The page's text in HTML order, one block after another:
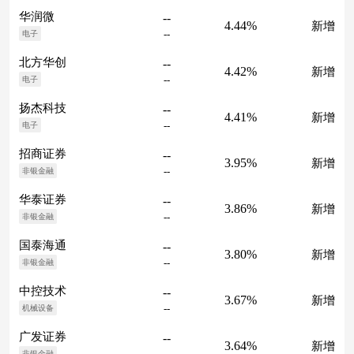
华润微
电子
--
--
4.44% 新增
北方华创
电子
--
--
4.42% 新增
扬杰科技
电子
--
--
4.41% 新增
招商证券
非银金融
--
--
3.95% 新增
华泰证券
非银金融
--
--
3.86% 新增
国泰海通
非银金融
--
--
3.80% 新增
中控技术
机械设备
--
--
3.67% 新增
广发证券 --
3.64% 新增